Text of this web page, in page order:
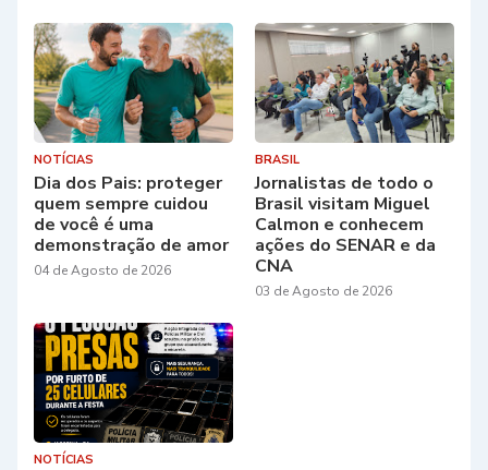
NOTÍCIAS
Dia dos Pais: proteger
quem sempre cuidou
de você é uma
demonstração de amor
04 de Agosto de 2026
BRASIL
Jornalistas de todo o
Brasil visitam Miguel
Calmon e conhecem
ações do SENAR e da
CNA
03 de Agosto de 2026
NOTÍCIAS